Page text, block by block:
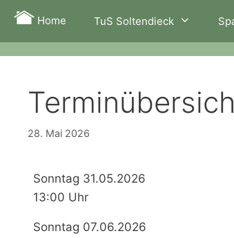
Zum
Inhalt
springen
Home TuS Soltendieck
28. Mai 2026
Sonntag 31.05.2026
13:00 Uhr
Sonntag 07.06.2026